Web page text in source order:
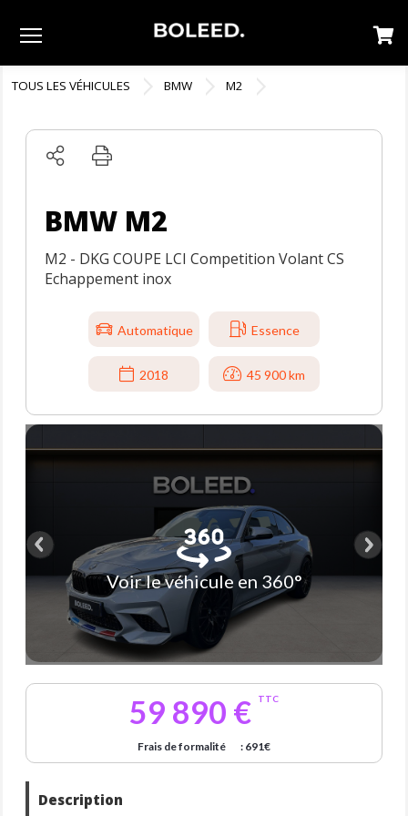
TOUS LES VÉHICULES BMW M2
BMW M2
M2 - DKG COUPE LCI Competition Volant CS
Echappement inox
Automatique Essence
2018 45 900 km
Voir le véhicule en 360°
59 890 € TTC
Frais de formalité : 691€
Description